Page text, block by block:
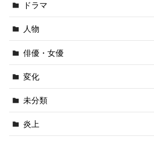
ドラマ
人物
俳優・女優
変化
未分類
炎上